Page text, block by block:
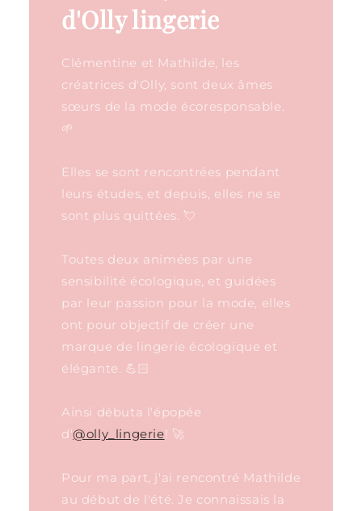
d'Olly lingerie
Clémentine et Mathilde, les
créatrices d'Olly, sont deux âmes
sœurs de la mode écoresponsable.
🌱
Elles se sont rencontrées pendant
leurs études, et depuis, elles ne se
sont plus quittées. 💘
Toutes deux animées par une
sensibilité écologique, et guidées
par leur passion pour la mode, elles
ont pour objectif de créer une
marque de lingerie écologique et
élégante. 💪🏻
Ainsi débuta l'épopée
d'@olly_lingerie! 🚀
Pour ma part, j'ai rencontré Mathilde
au début de l'été. Je connaissais la